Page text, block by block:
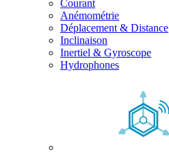
Courant
Anémométrie
Déplacement & Distance
Inclinaison
Inertiel & Gyroscope
Hydrophones